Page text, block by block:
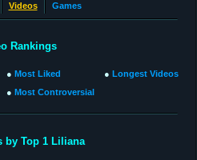
Videos Games
Rankings
● Most Liked
● Most Controversial
● Longest Videos
by Top 1 Liliana